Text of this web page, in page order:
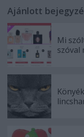
Ajánlott
Mi
szóval